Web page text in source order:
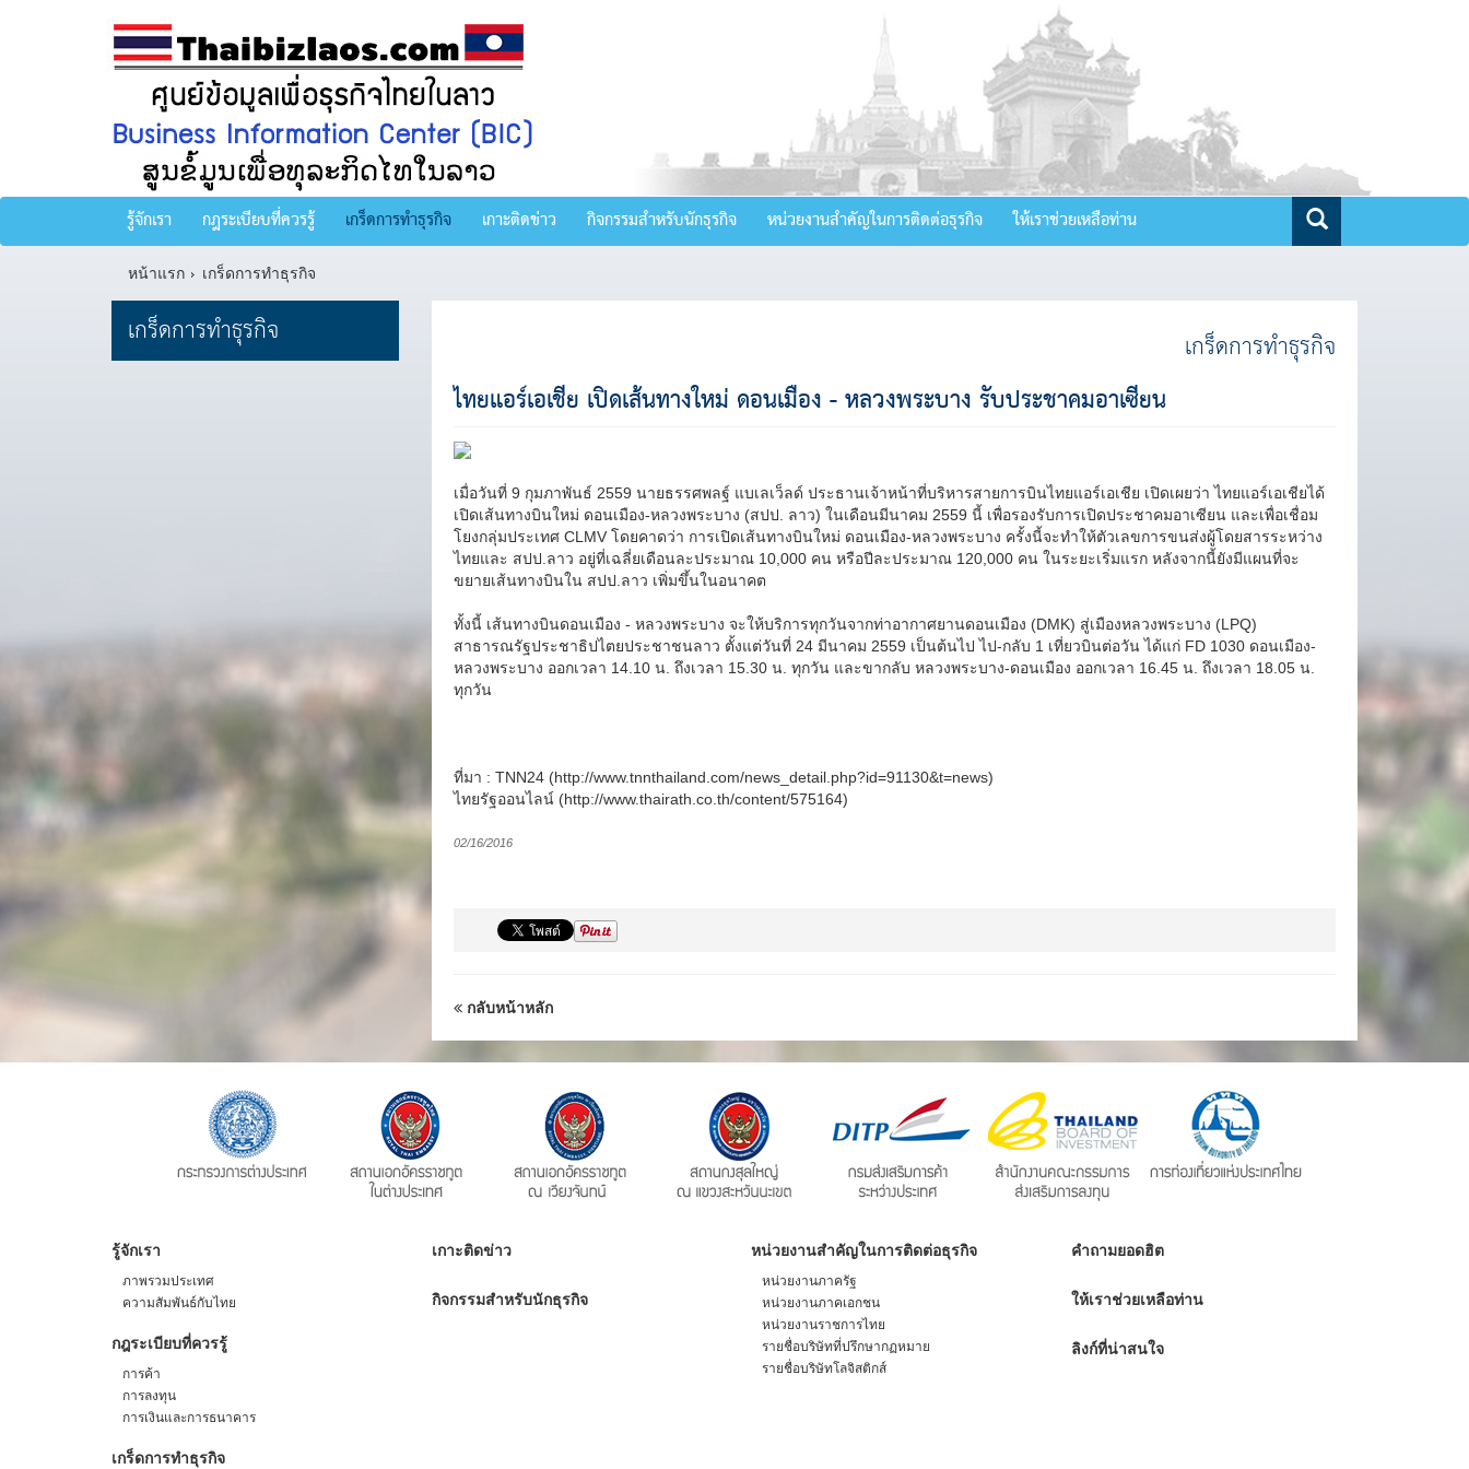
รู้จักเรา กฎระเบียบที่ควรรู้ เกร็ดการทำธุรกิจ เกาะติดข่าว กิจกรรมสำหรับนักธุรกิจ หน่วยงานสำคัญในการติดต่อธุรกิจ ให้เราช่วยเหลือท่าน
หน้าแรก เกร็ดการทำธุรกิจ
เกร็ดการทำธุรกิจ เกร็ดการทำธุรกิจ
ไทยแอร์เอเชีย เปิดเส้นทางใหม่ ดอนเมือง - หลวงพระบาง รับประชาคมอาเซียน
เมื่อวันที่ 9 กุมภาพันธ์ 2559 นายธรรศพลฐ์ แบเลเว็ลด์ ประธานเจ้าหน้าที่บริหารสายการบินไทยแอร์เอเชีย เปิดเผยว่า ไทยแอร์เอเชียได้
เปิดเส้นทางบินใหม่ ดอนเมือง-หลวงพระบาง (สปป. ลาว) ในเดือนมีนาคม 2559 นี้ เพื่อรองรับการเปิดประชาคมอาเซียน และเพื่อเชื่อม
โยงกลุ่มประเทศ CLMV โดยคาดว่า การเปิดเส้นทางบินใหม่ ดอนเมือง-หลวงพระบาง ครั้งนี้จะทำให้ตัวเลขการขนส่งผู้โดยสารระหว่าง
ไทยและ สปป.ลาว อยู่ที่เฉลี่ยเดือนละประมาณ 10,000 คน หรือปีละประมาณ 120,000 คน ในระยะเริ่มแรก หลังจากนี้ยังมีแผนที่จะ
ขยายเส้นทางบินใน สปป.ลาว เพิ่มขึ้นในอนาคต
ทั้งนี้ เส้นทางบินดอนเมือง - หลวงพระบาง จะให้บริการทุกวันจากท่าอากาศยานดอนเมือง (DMK) สู่เมืองหลวงพระบาง (LPQ)
สาธารณรัฐประชาธิปไตยประชาชนลาว ตั้งแต่วันที่ 24 มีนาคม 2559 เป็นต้นไป ไป-กลับ 1 เที่ยวบินต่อวัน ได้แก่ FD 1030 ดอนเมือง-
หลวงพระบาง ออกเวลา 14.10 น. ถึงเวลา 15.30 น. ทุกวัน และขากลับ หลวงพระบาง-ดอนเมือง ออกเวลา 16.45 น. ถึงเวลา 18.05 น.
ทุกวัน
ที่มา : TNN24 (http://www.tnnthailand.com/news_detail.php?id=91130&t=news)
ไทยรัฐออนไลน์ (http://www.thairath.co.th/content/575164)
02/16/2016
กลับหน้าหลัก
รู้จักเรา
ภาพรวมประเทศ
ความสัมพันธ์กับไทย
กฎระเบียบที่ควรรู้
การค้า
การลงทุน
การเงินและการธนาคาร
เกร็ดการทำธุรกิจ
เกาะติดข่าว
กิจกรรมสำหรับนักธุรกิจ
หน่วยงานสำคัญในการติดต่อธุรกิจ
หน่วยงานภาครัฐ
หน่วยงานภาคเอกชน
หน่วยงานราชการไทย
รายชื่อบริษัทที่ปรึกษากฏหมาย
รายชื่อบริษัทโลจิสติกส์
คำถามยอดฮิต
ให้เราช่วยเหลือท่าน
ลิงก์ที่น่าสนใจ